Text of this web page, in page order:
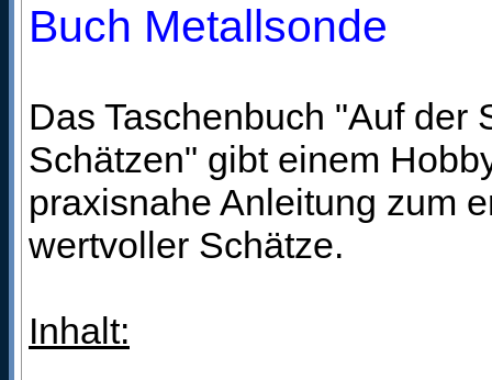
Buch Metallsonde
Das Taschenbuch "Auf der
Schätzen" gibt einem
praxisnahe Anleitung zum
wertvoller Schätze.
Inhalt: